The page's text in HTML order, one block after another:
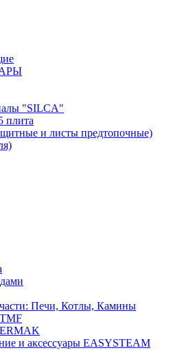
"SILCA"
плита
и листы предтопочные)
Печи, Котлы, Камины
и аксессуары EASYSTEAM